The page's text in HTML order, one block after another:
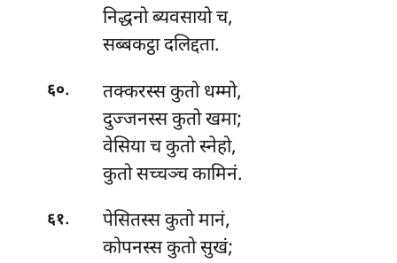
निद्धनो ब्यवसायो च,
सब्बकट्ठा दलिद्दता.
६०.
तक्करस्स कुतो धम्मो,
दुज्जनस्स कुतो खमा;
वेसिया च कुतो स्नेहो,
कुतो सच्चञ्च कामिनं.
६१. पेसितस्सकुतो मानं,
कोपनस्स कुतो सुखं;